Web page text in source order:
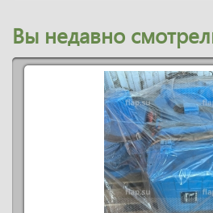
Вы недавно